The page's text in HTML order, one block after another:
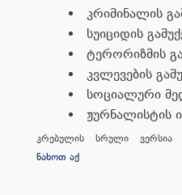
კრიმინალის
სუიციდის
ტერორიზმის
კვლევების
სოციალური
ჟურნალისტის
კრებულის სრული ვერსია
ნახოთ აქ